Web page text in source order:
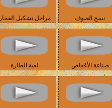
نسج الصوف مراحل تشكيل الفخار
صناعة الأقفاص لعبة الطارة